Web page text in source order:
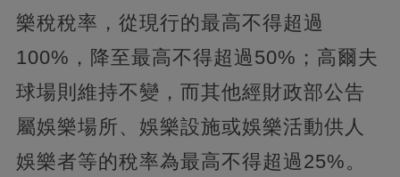
樂稅稅率，從現行的最高不得超過
100%，降至最高不得超過50%；高爾夫
球場則維持不變，而其他經財政部公告
屬娛樂場所、娛樂設施或娛樂活動供人
娛樂者等的稅率為最高不得超過25%。